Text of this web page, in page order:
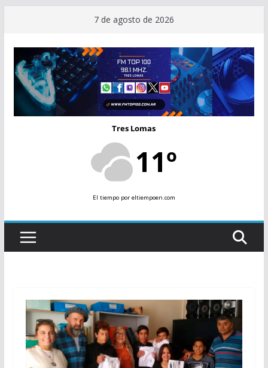
contenido
7 de agosto de 2026
Tres Lomas
11º
El tiempopor eltiempoen.com